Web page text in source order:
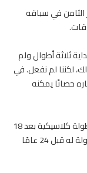
الثامن في سباقه
ثلاثة أطوال ولم
لكننا لم نفعل. في
حصانًا يمكنه
ولا يزال أوبراين يسعى إلى تحقيق أول فوز له في بطولة كلاسيكية بعد 18
مختلفًا، حيث جاءت أقرب محاولة له قبل 24 عامًا